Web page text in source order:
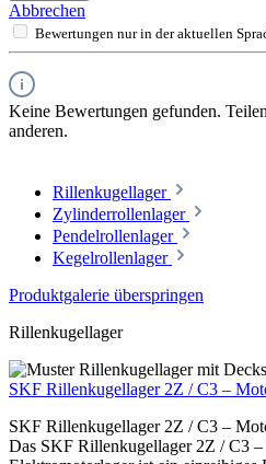
Abbrechen
Bewertungen nur in der aktuellen
Keine Bewertungen gefunden.
anderen.
Rillenkugellager
Zylinderrollenlager
Pendelrollenlager
Kegelrollenlager
Produktgalerie überspringen
Rillenkugellager
SKF Rillenkugellager 2Z / C3 –
SKF Rillenkugellager 2Z / C3 –
Das SKF Rillenkugellager 2Z / C3